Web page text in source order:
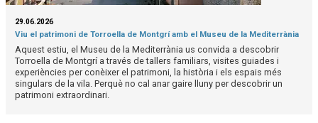
29.06.2026
Viu el patrimoni de Torroella de Montgrí amb el Museu de la Mediterrània
Aquest estiu, el Museu de la Mediterrània us convida a descobrir
Torroella de Montgrí a través de tallers familiars, visites guiades i
experiències per conèixer el patrimoni, la història i els espais més
singulars de la vila. Perquè no cal anar gaire lluny per descobrir un
patrimoni extraordinari.